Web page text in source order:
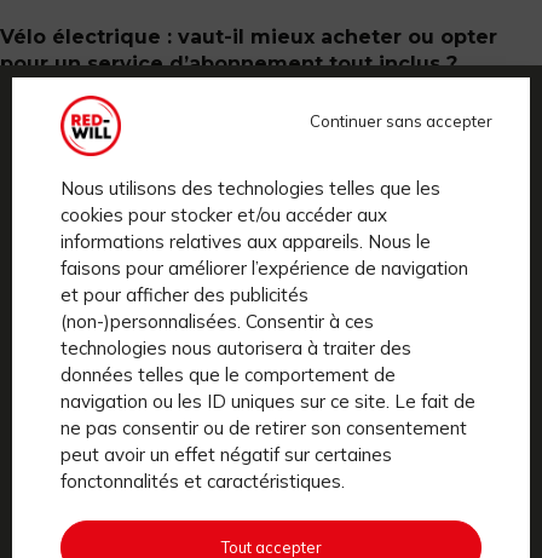
Nous utilisons des technologies telles que les
cookies pour stocker et/ou accéder aux
informations relatives aux appareils. Nous le
faisons pour améliorer l’expérience de navigation
et pour afficher des publicités
(non-)personnalisées. Consentir à ces
technologies nous autorisera à traiter des
données telles que le comportement de
navigation ou les ID uniques sur ce site. Le fait de
ne pas consentir ou de retirer son consentement
peut avoir un effet négatif sur certaines
fonctonnalités et caractéristiques.
Tout accepter
Continuer sans accepter
Vélo électrique : vaut-il mieux acheter ou opter
pour un service d’abonnement tout inclus ?